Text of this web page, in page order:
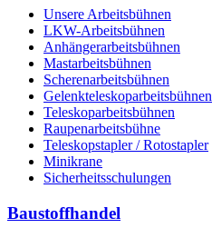
Unsere Arbeitsbühnen
LKW-Arbeitsbühnen
Anhängerarbeitsbühnen
Mastarbeitsbühnen
Scherenarbeitsbühnen
Gelenkteleskoparbeitsbühnen
Teleskoparbeitsbühnen
Raupenarbeitsbühne
Teleskopstapler / Rotostapler
Minikrane
Sicherheitsschulungen
Baustoffhandel